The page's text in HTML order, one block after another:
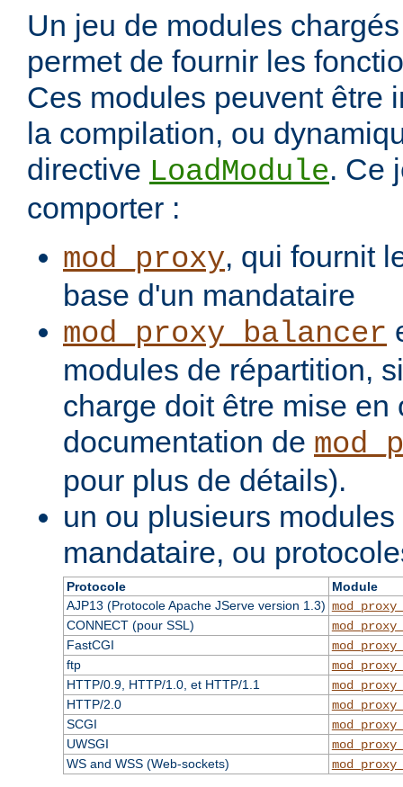
Un jeu de modules
permet de fournir les
Ces modules peuvent être
la compilation, ou
directive LoadModule. Ce
comporter :
mod_proxy, qui fournit
base d'un mandataire
mod_proxy_balancer
modules de répartition,
charge doit être mise en
documentation de
pour plus de détails).
un ou plusieurs
mandataire, ou
Protocole
Module
AJP13 (Protocole Apache JServe version 1.3)
CONNECT (pour SSL)
FastCGI
ftp
HTTP/0.9, HTTP/1.0, et HTTP/1.1
HTTP/2.0
SCGI
UWSGI
WS and WSS (Web-sockets)